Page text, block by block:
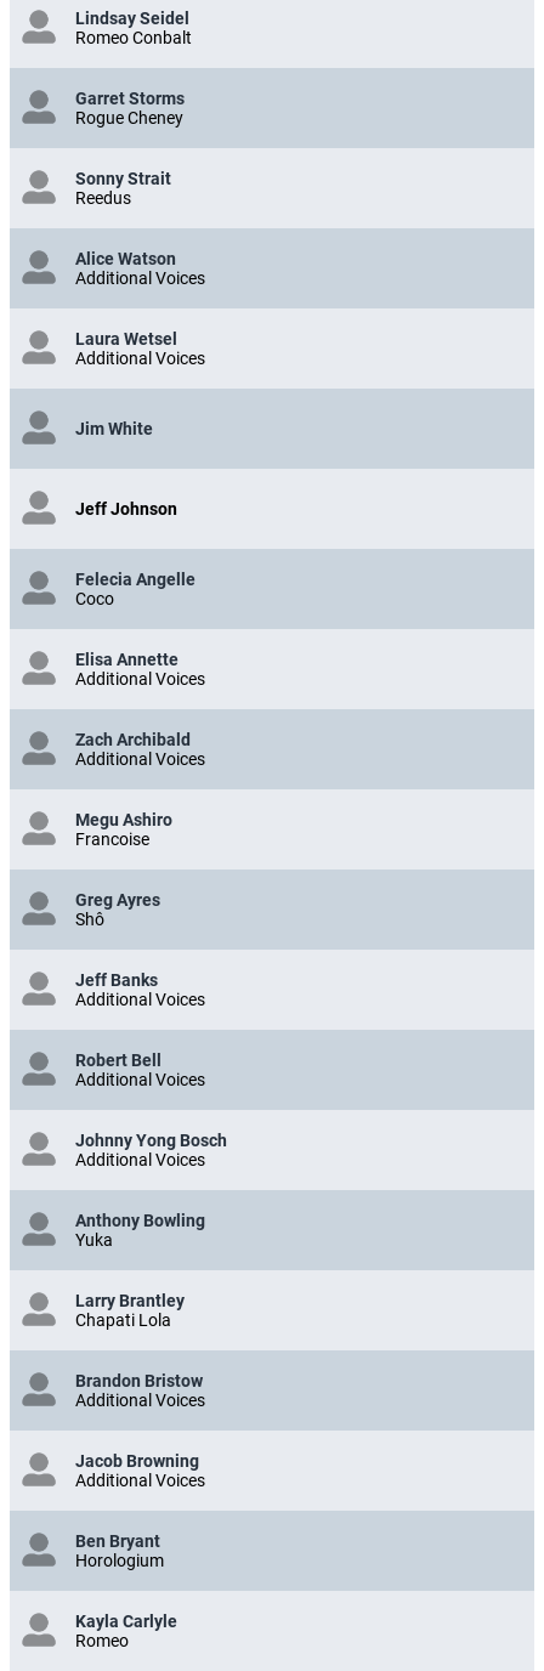
Lindsay Seidel
Romeo Conbalt
Garret Storms
Rogue Cheney
Sonny Strait
Reedus
Alice Watson
Additional Voices
Laura Wetsel
Additional Voices
Jim White
Jeff Johnson
Felecia Angelle
Coco
Elisa Annette
Additional Voices
Zach Archibald
Additional Voices
Megu Ashiro
Francoise
Greg Ayres
Shô
Jeff Banks
Additional Voices
Robert Bell
Additional Voices
Johnny Yong Bosch
Additional Voices
Anthony Bowling
Yuka
Larry Brantley
Chapati Lola
Brandon Bristow
Additional Voices
Jacob Browning
Additional Voices
Ben Bryant
Horologium
Kayla Carlyle
Romeo